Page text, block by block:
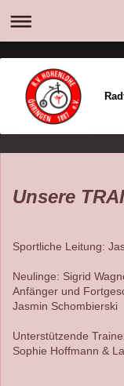
Unsere
Sportliche Leitung:
Neulinge: Sigrid
Anfänger und
Jasmin Schombierski
Unterstützende
Sophie Hoffmann &